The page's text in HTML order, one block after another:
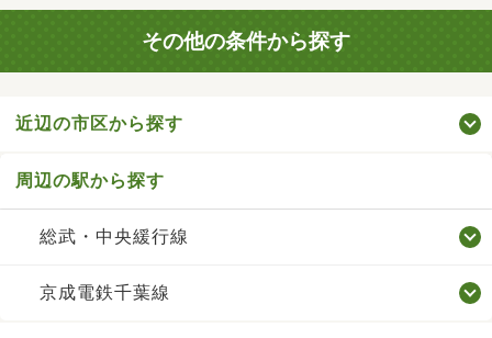
その他の条件から探す
近辺の市区から探す
周辺の駅から探す
総武・中央緩行線
京成電鉄千葉線